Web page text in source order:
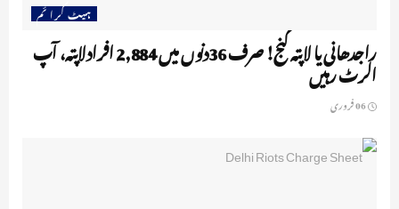
ہیٹ کرا ئم
راجدھانی یا لاپتہ گنج! صرف 36دنوں میں 2,884 افرادلاپتہ، آپ
الرٹ رہیں